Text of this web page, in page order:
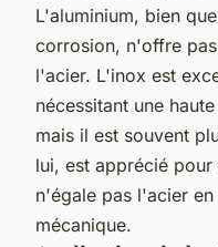
L'aluminium, bien
corrosion, n'offre
l'acier. L'inox est
nécessitant une
mais il est souvent
lui, est apprécié
n'égale pas l'acier
mécanique.